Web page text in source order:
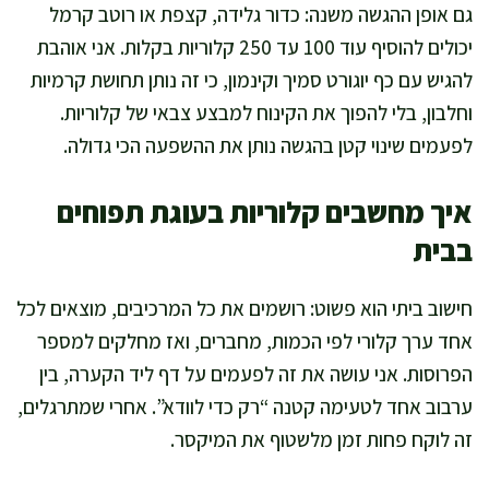
גם אופן ההגשה משנה: כדור גלידה, קצפת או רוטב קרמל
יכולים להוסיף עוד 100 עד 250 קלוריות בקלות. אני אוהבת
להגיש עם כף יוגורט סמיך וקינמון, כי זה נותן תחושת קרמיות
וחלבון, בלי להפוך את הקינוח למבצע צבאי של קלוריות.
לפעמים שינוי קטן בהגשה נותן את ההשפעה הכי גדולה.
איך מחשבים קלוריות בעוגת תפוחים
בבית
חישוב ביתי הוא פשוט: רושמים את כל המרכיבים, מוצאים לכל
אחד ערך קלורי לפי הכמות, מחברים, ואז מחלקים למספר
הפרוסות. אני עושה את זה לפעמים על דף ליד הקערה, בין
ערבוב אחד לטעימה קטנה “רק כדי לוודא”. אחרי שמתרגלים,
זה לוקח פחות זמן מלשטוף את המיקסר.